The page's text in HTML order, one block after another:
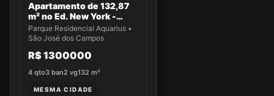
Apartamento de 132,87
m² no Ed. New York -
Apto 43
Parque Residencial Aquarius •
São José dos Campos
R$ 1300000
4 qto3 ban2 vg132 m²
MESMA CIDADE